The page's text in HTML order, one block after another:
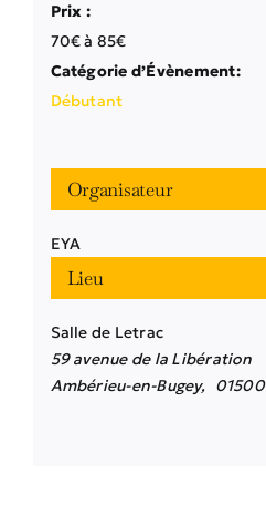
Prix :
70€ à 85€
Catégorie d’Évènement:
Débutant
Lieu
Salle de Letrac
59 avenue de la Libération
Ambérieu-en-Bugey, 01500
Organisateur
EYA